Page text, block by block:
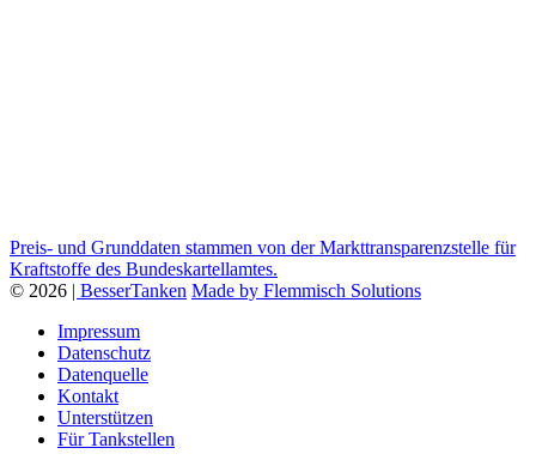
Preis- und Grunddaten stammen von der Markttransparenzstelle für
Kraftstoffe des Bundeskartellamtes.
© 2026 | BesserTanken Made by Flemmisch Solutions
Impressum
Datenschutz
Datenquelle
Kontakt
Unterstützen
Für Tankstellen